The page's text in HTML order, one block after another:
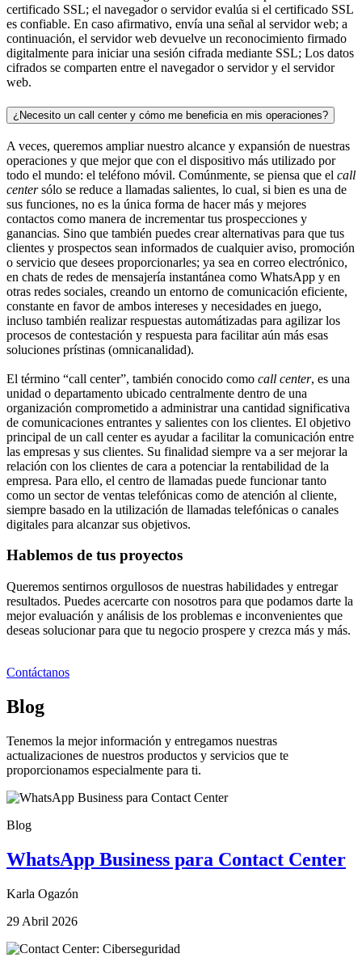
certificado SSL; el navegador o servidor evalúa si el certificado SSL
es confiable. En caso afirmativo, envía una señal al servidor web; a
continuación, el servidor web devuelve un reconocimiento firmado
digitalmente para iniciar una sesión cifrada mediante SSL; Los datos
cifrados se comparten entre el navegador o servidor y el servidor
web.
¿Necesito un call center y cómo me beneficia en mis operaciones?
A veces, queremos ampliar nuestro alcance y expansión de nuestras
operaciones y que mejor que con el dispositivo más utilizado por
todo el mundo: el teléfono móvil. Comúnmente, se piensa que el call
centersólo se reduce a llamadas salientes, lo cual, si bien es una de
sus funciones, no es la única forma de hacer más y mejores
contactos como manera de incrementar tus prospecciones y
ganancias. Sino que también puedes crear alternativas para que tus
clientes y prospectos sean informados de cualquier aviso, promoción
o servicio que desees proporcionarles; ya sea en correo electrónico,
en chats de redes de mensajería instantánea como WhatsApp y en
otras redes sociales, creando un entorno de comunicación eficiente,
constante en favor de ambos intereses y necesidades en juego,
incluso también realizar respuestas automátizadas para agilizar los
procesos de contestación y respuesta para facilitar aún más esas
soluciones prístinas (omnicanalidad).
El término “call center”, también conocido como call center, es una
unidad o departamento ubicado centralmente dentro de una
organización comprometido a administrar una cantidad significativa
de comunicaciones entrantes y salientes con los clientes. El objetivo
principal de un call center es ayudar a facilitar la comunicación entre
las empresas y sus clientes. Su finalidad siempre va a ser mejorar la
relación con los clientes de cara a potenciar la rentabilidad de la
empresa. Para ello, el centro de llamadas puede funcionar tanto
como un sector de ventas telefónicas como de atención al cliente,
siempre basado en la utilización de llamadas telefónicas o canales
digitales para alcanzar sus objetivos.
Hablemos de tus proyectos
Queremos sentirnos orgullosos de nuestras habilidades y entregar
resultados. Puedes acercarte con nosotros para que podamos darte la
mejor evaluación y análisis de los problemas e inconvenientes que
deseas solucionar para que tu negocio prospere y crezca más y más.
Contáctanos
Blog
Tenemos la mejor información y entregamos nuestras
actualizaciones de nuestros productos y servicios que te
proporcionamos especialmente para ti.
Blog
WhatsApp Business para Contact Center
Karla Ogazón
29 Abril 2026